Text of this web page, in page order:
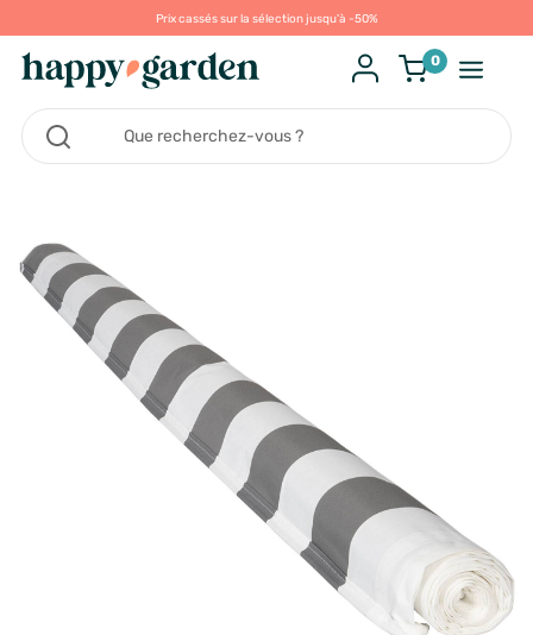
Prix cassés sur la sélection jusqu'à -50%
0